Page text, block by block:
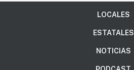
LOCALES
ESTATALES
NOTICIAS